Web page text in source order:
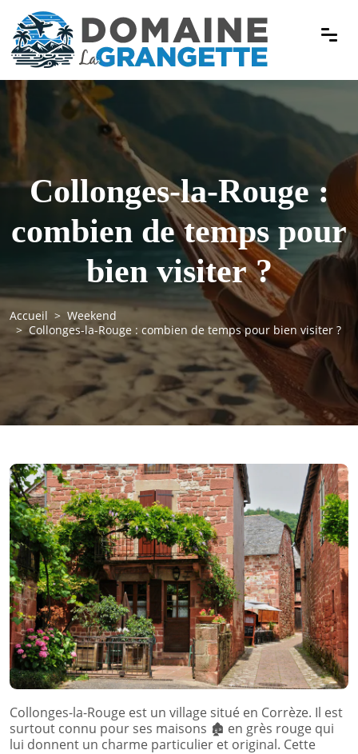
Collonges-la-Rouge :
combien de temps pour
bien visiter ?
Accueil
Weekend
Collonges-la-Rouge : combien de temps pour bien visiter ?
Collonges-la-Rouge est un village situé en Corrèze. Il est
surtout connu pour ses maisons 🏚️ en grès rouge qui
lui donnent un charme particulier et original. Cette